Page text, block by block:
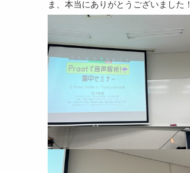
ま、本当にありがとうございました！